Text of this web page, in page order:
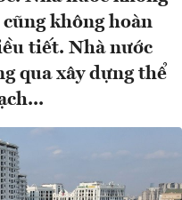
cũng không hoàn
tiết. Nhà nước
qua xây dựng thể